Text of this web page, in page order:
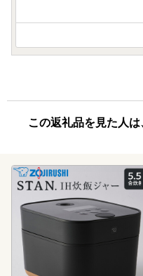
この返礼品を見た人